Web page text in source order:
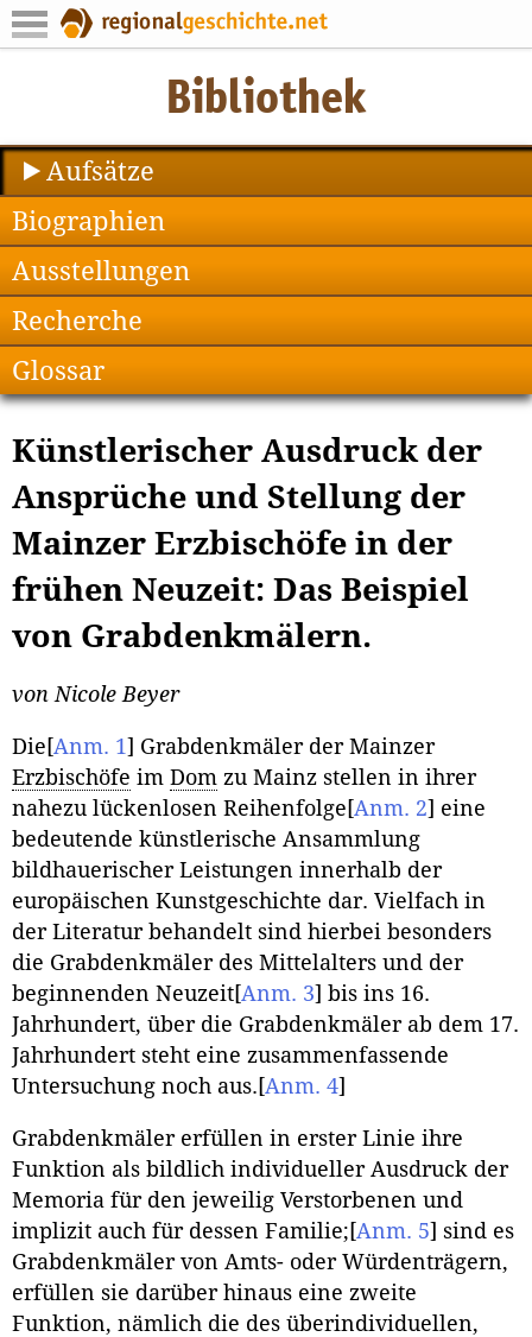
Aufsätze
Biographien
Ausstellungen
Recherche
Glossar
Künstlerischer Ausdruck der
Ansprüche und Stellung der
Mainzer Erzbischöfe in der
frühen Neuzeit: Das Beispiel
von Grabdenkmälern.
von Nicole Beyer
Die [Anm. 1] Grabdenkmäler der Mainzer
Erzbischöfe im Dom zu Mainz stellen in ihrer
nahezu lückenlosen Reihenfolge [Anm. 2] eine
bedeutende künstlerische Ansammlung
bildhauerischer Leistungen innerhalb der
europäischen Kunstgeschichte dar. Vielfach in
der Literatur behandelt sind hierbei besonders
die Grabdenkmäler des Mittelalters und der
beginnenden Neuzeit[Anm. 3] bis ins 16.
Jahrhundert, über die Grabdenkmäler ab dem 17.
Jahrhundert steht eine zusammenfassende
Untersuchung noch aus. [Anm. 4]
Grabdenkmäler erfüllen in erster Linie ihre
Funktion als bildlich individueller Ausdruck der
Memoria für den jeweilig Verstorbenen und
implizit auch für dessen Familie; [Anm. 5] sind es
Grabdenkmäler von Amts- oder Würdenträgern,
erfüllen sie darüber hinaus eine zweite
Funktion, nämlich die des überindividuellen,